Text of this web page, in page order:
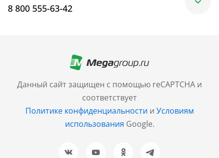
Данный сайт защищен с помощью reCAPTCHA и
соответствует
Политике конфиденциальности и Условиям
использования Google.
8 800 555-63-42
+7 (499) 705-30-10
Санкт-Петербург
+7 (812) 600-77-33
Барнаул
+7 (961) 999-93-93
Новосибирск